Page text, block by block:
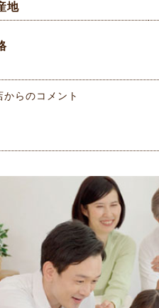
地
からのコメント